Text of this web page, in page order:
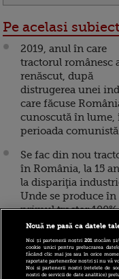
Pe acelasi
2019, anul în care
tractorul românesc
renăscut, după
distrugerea unei
care făcuse
cunoscută în lume,
perioada comunistă
Se fac din nou
în România, la 15
la dispariţia
Unde se produce în
primul tractor 100%
românesc
Tractorul românesc
reînviat. Cum arată
bolidul construit la
Nouă ne pasă ca datele
Noi și partenerii noștri201stocăm și/
cookie unici pentru prelucrarea
făcând clic mai jos sau în orice
raportate partenerilor noștri și nu vă
Noi si partenerii nostri (retelele de
nostri de servicii de date analitice)